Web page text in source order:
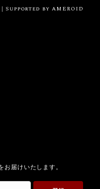
｜Supported by AMEROID
届けいたします。